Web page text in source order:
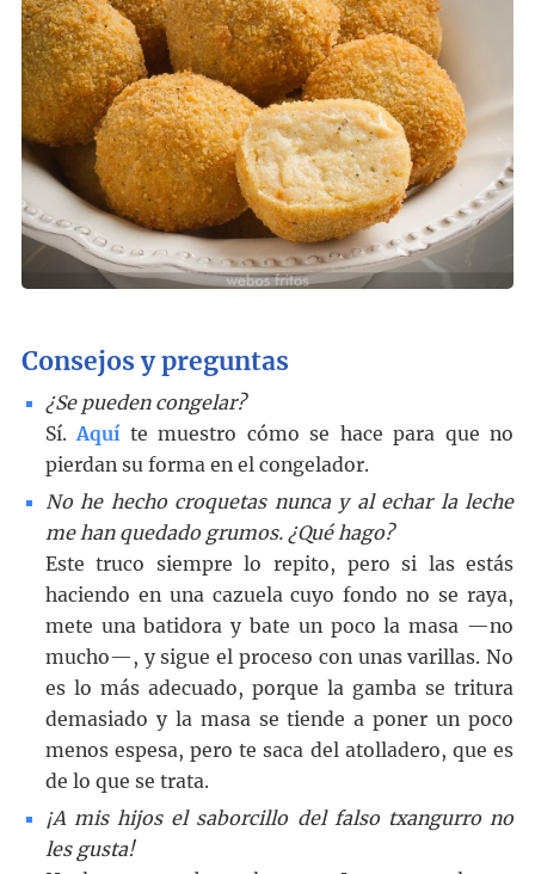
Consejos y preguntas
¿Se pueden congelar?
Sí.Aquí te muestro cómo se hace para que no
pierdan su forma en el congelador.
No he hecho croquetas nunca y al echar la leche
me han quedado grumos. ¿Qué hago?
Este truco siempre lo repito, pero si las estás
haciendo en una cazuela cuyo fondo no se raya,
mete una batidora y bate un poco la masa —no
mucho—, y sigue el proceso con unas varillas. No
es lo más adecuado, porque la gamba se tritura
demasiado y la masa se tiende a poner un poco
menos espesa, pero te saca del atolladero, que es
de lo que se trata.
¡A mis hijos el saborcillo del falso txangurro no
les gusta!